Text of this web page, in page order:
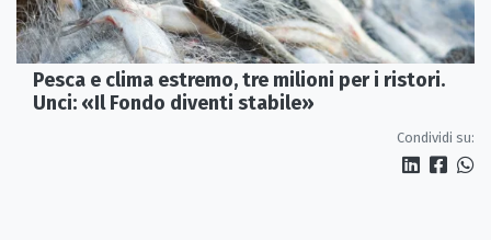
Pesca e clima estremo, tre milioni per i ristori.
Unci: «Il Fondo diventi stabile»
Condividi su: